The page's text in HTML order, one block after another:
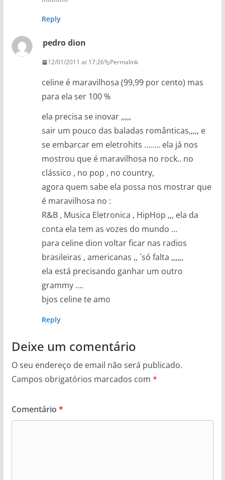
Reply
pedro dion
12/01/2011 at 17:26 Permalink
celine é maravilhosa (99,99 por cento) mas
para ela ser 100 %
ela precisa se inovar ,,,,,
sair um pouco das baladas românticas,,,,, e
se embarcar em eletrohits …….. ela já nos
mostrou que é maravilhosa no rock.. no
clássico , no pop , no country,
agora quem sabe ela possa nos mostrar que
é maravilhosa no :
R&B , Musica Eletronica , HipHop ,,, ela da
conta ela tem as vozes do mundo …
para celine dion voltar ficar nas radios
brasileiras , americanas ,, ´só falta ,,,,,,
ela está precisando ganhar um outro
grammy ….
bjos celine te amo
Reply
Deixe um comentário
O seu endereço de email não será publicado.
Campos obrigatórios marcados com *
Comentário *